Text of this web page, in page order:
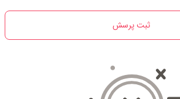
ثبت پرسش